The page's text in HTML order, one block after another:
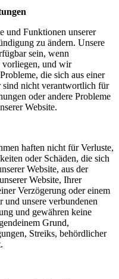
und Funktionen unserer
zu ändern. Unsere
sein, wenn
vorliegen, und wir
die sich aus einer
sind nicht verantwortlich für
oder andere Probleme
Website.
haften nicht für Verluste,
oder Schäden, die sich
Website, aus der
Website, Ihrer
Verzögerung oder einem
unsere verbundenen
und gewähren keine
Grund,
Streiks, behördlicher